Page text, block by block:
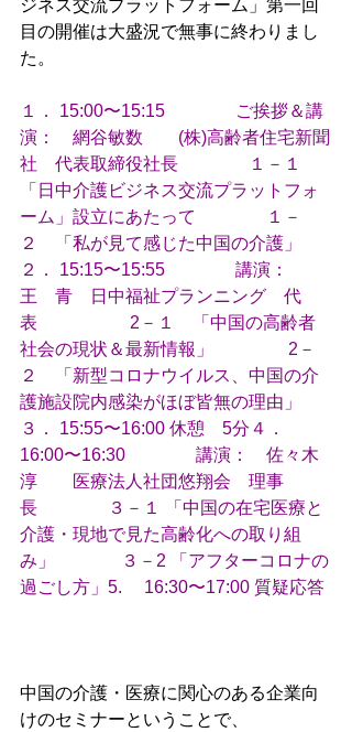
ジネス交流プラットフォーム」第一回
目の開催は大盛況で無事に終わりまし
た。
１． 15:00〜15:15 ご挨拶＆講
演：　網谷敏数　　(株)高齢者住宅新聞
社　代表取締役社長 １－１
「日中介護ビジネス交流プラットフォ
ーム」設立にあたって
１－
２　「私が見て感じた中国の介護」
２． 15:15〜15:55 講演：
王　青　日中福祉プランニング　代
表
2－１　「中国の高齢者
社会の現状＆最新情報」
2－
２　「新型コロナウイルス、中国の介
護施設院内感染がほぼ皆無の理由」
３． 15:55〜16:00 休憩　5分 ４．
16:00〜16:30 講演：　佐々木
淳　　医療法人社団悠翔会　理事
長 ３－１ 「中国の在宅医療と
介護・現地で見た高齢化への取り組
み」
３－2 「アフターコロナの
過ごし方」 5.     16:30〜17:00 質疑応答
中国の介護・医療に関心のある企業向
けのセミナーということで、